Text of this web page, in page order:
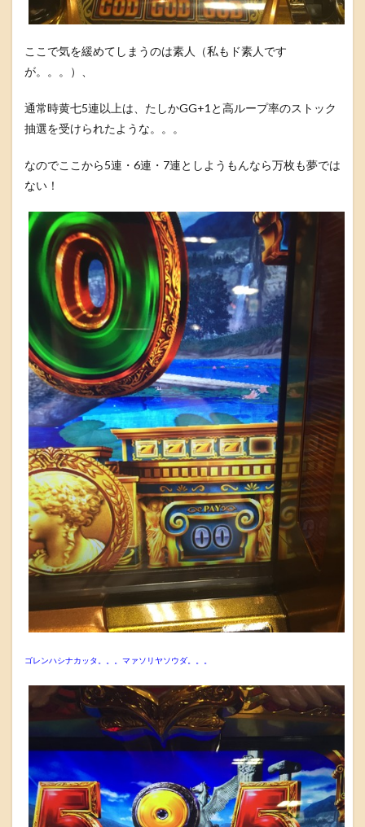
ここで気を緩めてしまうのは素人（私もド素人です
が。。。）、
通常時黄七5連以上は、たしかGG+1と高ループ率のストック
抽選を受けられたような。。。
なのでここから5連・6連・7連としようもんなら万枚も夢では
ない！
ゴレンハシナカッタ。。。マァソリヤソウダ。。。